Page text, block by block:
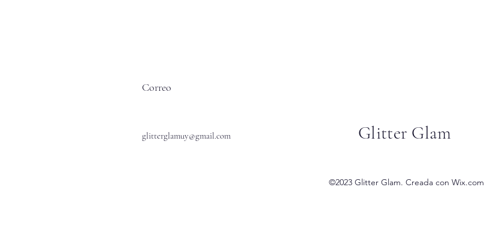
Correo
glitterglamuy@gmail.com Glitter Glam
©2023 Glitter Glam. Creada con Wix.com